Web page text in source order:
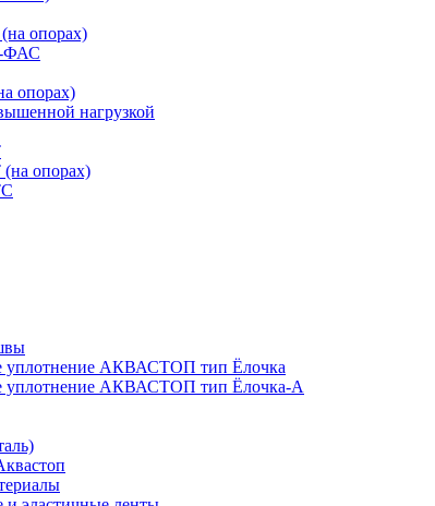
опорах)
ФАС
опорах)
нагрузкой
опорах)
уплотнение АКВАСТОП тип Ёлочка
уплотнение АКВАСТОП тип Ёлочка-А